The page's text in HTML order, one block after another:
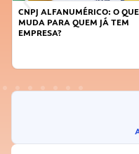
DICAS PARA OBTER CRÉDITO